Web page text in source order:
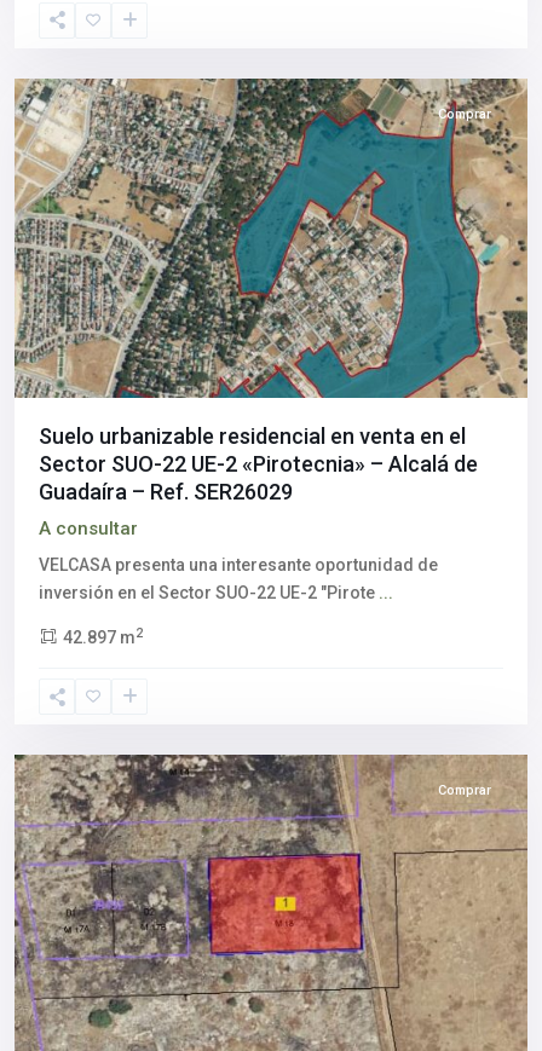
Sevilla
Comprar
Suelo urbanizable residencial en venta en el
Sector SUO-22 UE-2 «Pirotecnia» – Alcalá de
Guadaíra – Ref. SER26029
A consultar
VELCASA presenta una interesante oportunidad de
inversión en el Sector SUO-22 UE-2 "Pirote ...
42.897 m2
Sevilla
Comprar